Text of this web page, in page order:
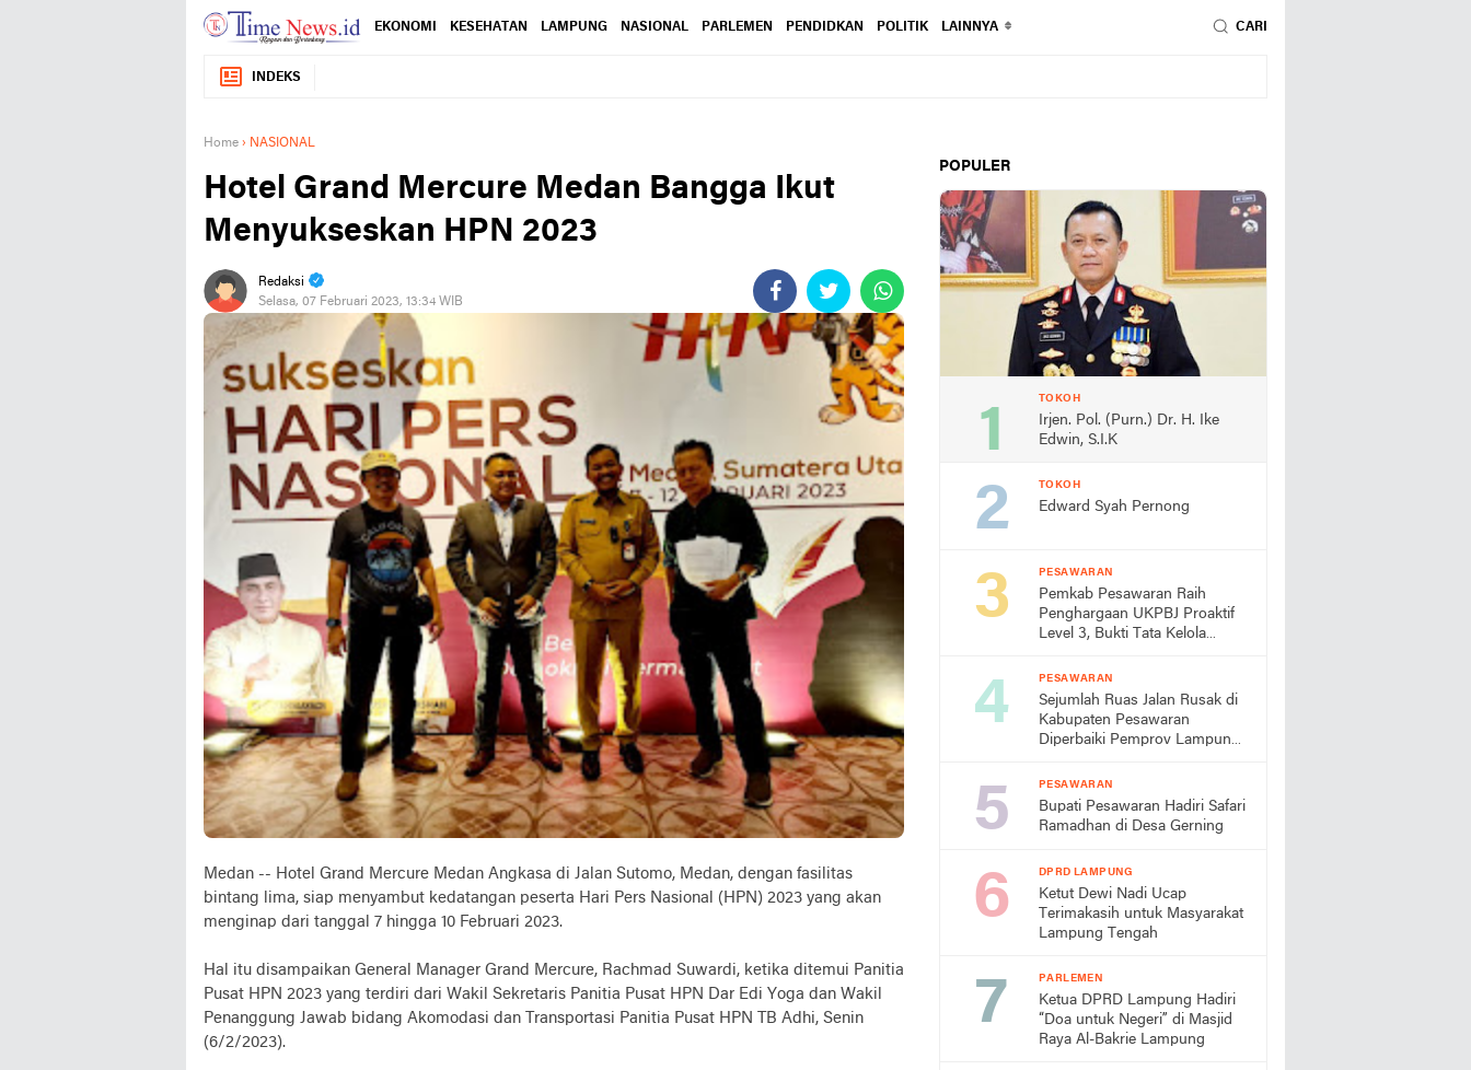
EKONOMI KESEHATAN LAMPUNG NASIONAL PARLEMEN PENDIDKAN POLITIK LAINNYA CARI
INDEKS
Home › NASIONAL
Hotel Grand Mercure Medan Bangga Ikut
Menyukseskan HPN 2023
Redaksi
Selasa, 07 Februari 2023, 13:34 WIB
Medan -- Hotel Grand Mercure Medan Angkasa di Jalan Sutomo, Medan, dengan fasilitas
bintang lima, siap menyambut kedatangan peserta Hari Pers Nasional (HPN) 2023 yang akan
menginap dari tanggal 7 hingga 10 Februari 2023.
Hal itu disampaikan General Manager Grand Mercure, Rachmad Suwardi, ketika ditemui Panitia
Pusat HPN 2023 yang terdiri dari Wakil Sekretaris Panitia Pusat HPN Dar Edi Yoga dan Wakil
Penanggung Jawab bidang Akomodasi dan Transportasi Panitia Pusat HPN TB Adhi, Senin
(6/2/2023).
POPULER
TOKOH
Irjen. Pol. (Purn.) Dr. H. Ike
Edwin, S.I.K
TOKOH
Edward Syah Pernong
PESAWARAN
Pemkab Pesawaran Raih
Penghargaan UKPBJ Proaktif
Level 3, Bukti Tata Kelola
PESAWARAN
Sejumlah Ruas Jalan Rusak di
Kabupaten Pesawaran
Diperbaiki Pemprov Lampung
PESAWARAN
Bupati Pesawaran Hadiri Safari
Ramadhan di Desa Gerning
DPRD LAMPUNG
Ketut Dewi Nadi Ucap
Terimakasih untuk Masyarakat
Lampung Tengah
PARLEMEN
Ketua DPRD Lampung Hadiri
“Doa untuk Negeri” di Masjid
Raya Al-Bakrie Lampung